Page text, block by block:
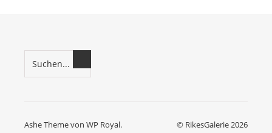
© RikesGalerie 2026
Ashe Theme von WP Royal.